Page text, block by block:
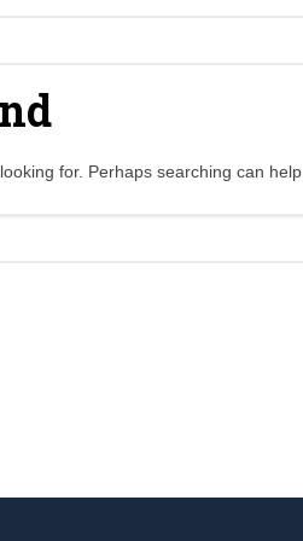
for. Perhaps searching can help.